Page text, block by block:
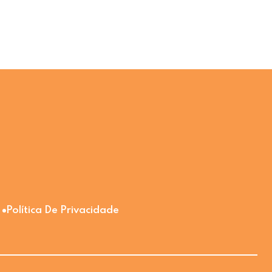
Política De Privacidade